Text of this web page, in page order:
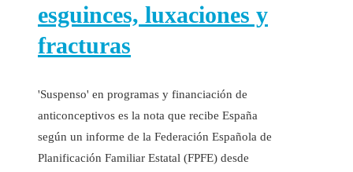
esguinces, luxaciones y
fracturas
'Suspenso' en programas y financiación de
anticonceptivos es la nota que recibe España
según un informe de la Federación Española de
Planificación Familiar Estatal (FPFE) desde